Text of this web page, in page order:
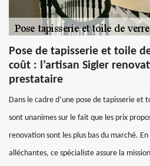
Pose de tapisserie et toile
coût : l’artisan Sigler
prestataire
Dans le cadre d’une pose de tapisserie
sont unanimes sur le fait que les prix
renovation sont les plus bas du marché.
alléchantes, ce spécialiste assure la